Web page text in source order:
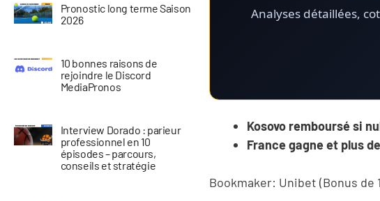
Pronostic long terme Saison
2026
10 bonnes raisons de
rejoindre le Discord
MediaPronos
Interview Dorado : parieur
professionnel en 10
épisodes – parcours,
conseils et stratégie
Analyses détaillées,
Kosovo remboursé si
France gagne et plus
Bookmaker: Unibet (Bonus